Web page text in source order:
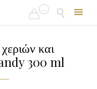
 ...

και
300 ml